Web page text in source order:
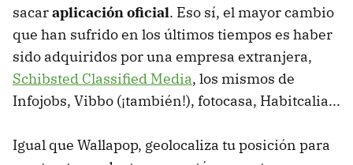
sacaraplicación oficial. Eso sí, el mayor cambio
que han sufrido en los últimos tiempos es haber
sido adquiridos por una empresa extranjera,
Schibsted Classified Media, los mismos de
Infojobs, Vibbo (¡también!), fotocasa, Habitcalia...
Igual que Wallapop, geolocaliza tu posición para